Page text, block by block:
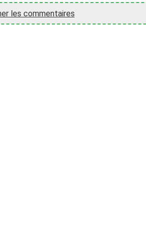
les commentaires